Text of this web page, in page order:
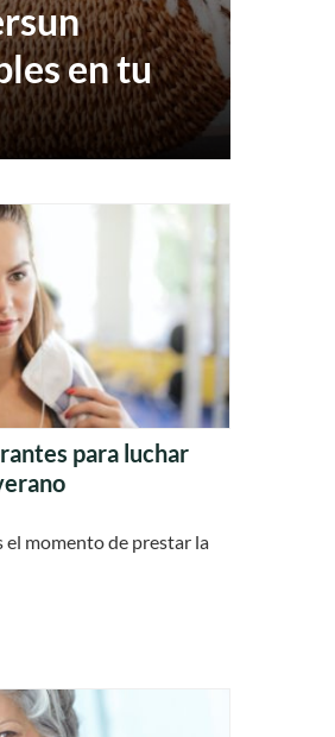
en tu
para luchar
el momento de prestar la